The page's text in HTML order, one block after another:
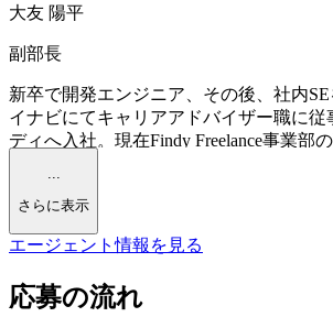
大友 陽平
副部長
新卒で開発エンジニア、その後、社内
イナビにてキャリアアドバイザー職に従
ディへ入社。現在Findy Freelance事業部
...
さらに表示
エージェント情報を見る
応募の流れ